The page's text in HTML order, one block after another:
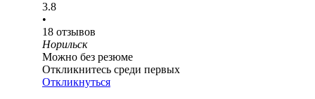
3.8
•
18 отзывов
Норильск
Можно без резюме
Откликнитесь среди первых
Откликнуться